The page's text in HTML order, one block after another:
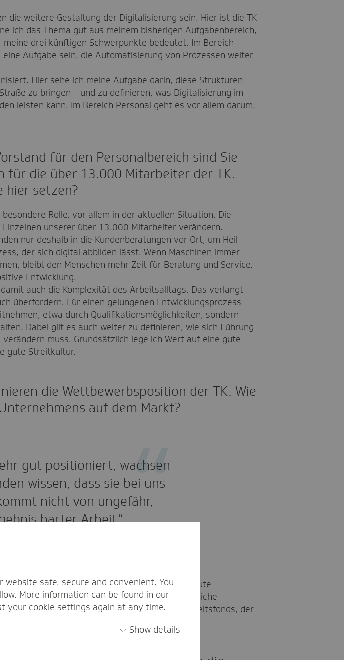
die weitere Gestaltung der Digitalisierung sein. Hier ist die TK
ich das Thema gut aus meinem bisherigen Aufgabenbereich,
drei künftigen Schwerpunkte bedeutet. Im Bereich
Aufgabe sein, die Automatisierung von Prozessen weiter
Hier sehe ich meine Aufgabe darin, diese Strukturen
zu bringen – und zu definieren, was Digitalisierung im
leisten kann. Im Bereich Personal geht es vor allem darum,
für den Personalbereich sind Sie
für die über 13.000 Mitarbeiter der TK.
hier setzen?
Rolle, vor allem in der aktuellen Situation. Die
unserer über 13.000 Mitarbeiter verändern.
nur deshalb in die Kundenberatungen vor Ort, um Heil-
der sich digital abbilden lässt. Wenn Maschinen immer
bleibt den Menschen mehr Zeit für Beratung und Service,
Entwicklung.
auch die Komplexität des Arbeitsalltags. Das verlangt
überfordern. Für einen gelungenen Entwicklungsprozess
etwa durch Qualifikationsmöglichkeiten, sondern
Dabei gilt es auch weiter zu definieren, wie sich Führung
muss. Grundsätzlich lege ich Wert auf eine gute
gute Streitkultur.
die Wettbewerbsposition der TK. Wie
auf dem Markt?
gut positioniert, wachsen
wissen, dass sie bei uns
nicht von ungefähr,
harter Arbeit.“
gut aufgestellt – und haben vor allem gute
erarbeitet, weil im Wettbewerb derzeit ungleiche
für die Gelder aus dem Gesundheitsfonds, der
Das muss sich ändern.
safe, secure and convenient. You
More information can be found in our
your cookie settings again at any time.
Show details